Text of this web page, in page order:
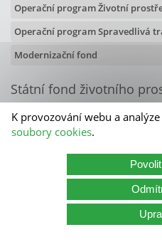
Operační program Životní
Operační program Spravedlivá
Modernizační fond
Státní fond životního
Olbrachtova 2006/9
140 00 Praha 4
Kontakty
Státní fond
Cookies Zásady
K provozování webu a
soubory cookies.